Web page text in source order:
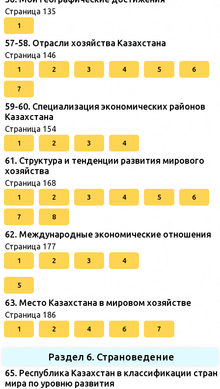
Страница 135
1
57-58. Отрасли хозяйства Казахстана
Страница 146
1 2 3 4 5 6
7
59-60. Специализация экономических районов
Казахстана
Страница 154
1 2 3 4
61. Структура и тенденции развития мирового
хозяйства
Страница 168
1 2 3 4 5 6
7 8
62. Международные экономические отношения
Страница 177
1 2 3 4
5
63. Место Казахстана в мировом хозяйстве
Страница 186
1 2 4 6 7
Раздел 6. Страноведение
65. Республика Казахстан в классификации стран
мира по уровню развития